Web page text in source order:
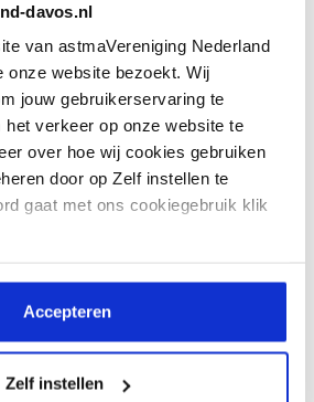
davos.nl
van astmaVereniging Nederland
onze website bezoekt. Wij
jouw gebruikerservaring te
het verkeer op onze website te
over hoe wij cookies gebruiken
door op Zelf instellen te
gaat met ons cookiegebruik klik
Accepteren
Zelf instellen
Reactie! Magazine
Reactie! Online
Video's
Lid worden
Doneren
Doneren met